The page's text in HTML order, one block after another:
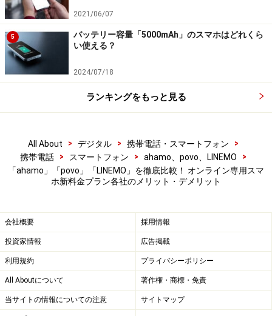
れば、ahamoよりpovoの方が料金を節約できるのがメリ
ットです。なお1回5分間の無料通話オプション「5分以
内かけ放題」（月額500円）を追加すると、料金は
ahamoと同じになります。
またpovoは、スマートフォン上から手軽にオプションを
追加できる「トッピング」という仕組みを備えているの
ョンとしては、先に触れた5分以内かけ放題のほか、24
時間テザリングを含めたデータ通信を使い放題にする
「24時間データ使い放題」(24時間200円)などさまざま
スマートフォンを活用できるでしょう。
povoは簡単にオプションを追加できる「トッピング」が特
徴。スマートフォン上の簡単な操作で必要に応じてオプショ
2021/06/07
5
バッテリー容量「5000mAh」のスマホはどれくら
い使える？
2024/07/18
ランキングをもっと見る
All About > デジタル > 携帯電話・スマートフォン
>
携帯電話
> スマートフォン > ahamo、povo、LINEMO
>
「ahamo」「povo」「LINEMO」を徹底比較！ オンライン専用スマ
ホ新料金プラン各社のメリット・デメリット
会社概要 採用情報
投資家情報 広告掲載
利用規約 プライバシーポリシー
All Aboutについて 著作権・商標・免責
当サイトの情報についての注意 サイトマップ